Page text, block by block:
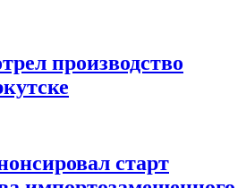
производство
старт